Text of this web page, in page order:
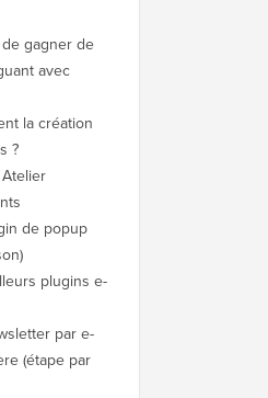
gagner de
avec
la création
?
de popup
plugins e-
par e-
(étape par